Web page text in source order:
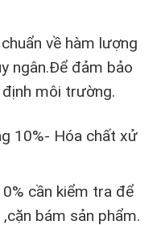
về hàm lượng
ngân.Để đảm bảo
môi trường.
10%- Hóa chất xử
cần kiểm tra để
bám sản phẩm.